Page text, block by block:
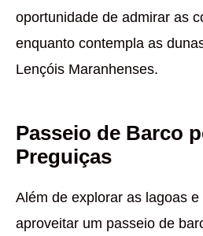
oportunidade de admirar as
enquanto contempla as
Lençóis Maranhenses.
Passeio de Barco
Preguiças
Além de explorar as lagoas
aproveitar um passeio de